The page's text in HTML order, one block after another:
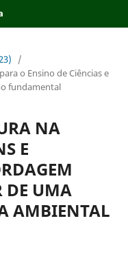
/
o Ensino de Ciências e
fundamental
NA
E
DE UMA
AMBIENTAL